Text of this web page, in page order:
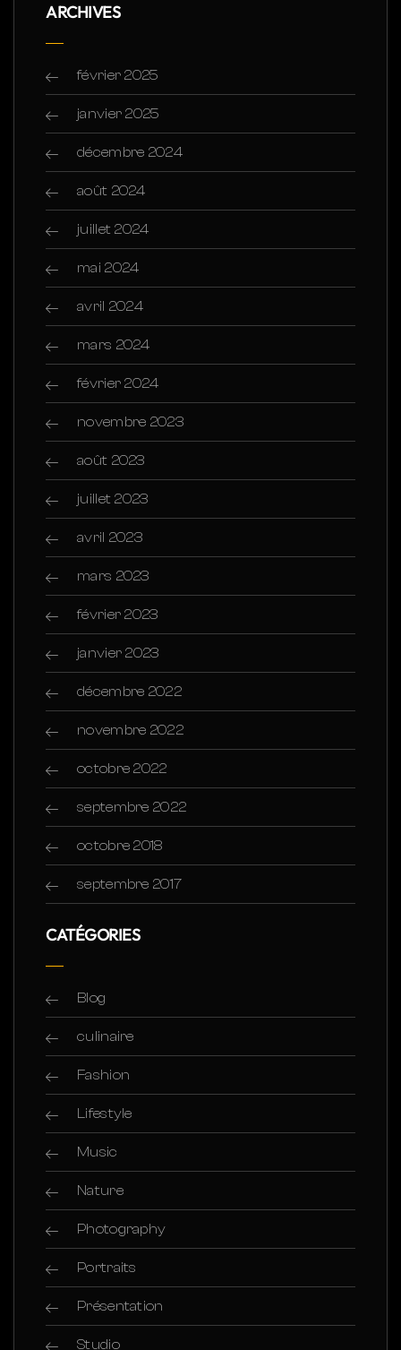
ARCHIVES
février 2025
janvier 2025
décembre 2024
août 2024
juillet 2024
mai 2024
avril 2024
mars 2024
février 2024
novembre 2023
août 2023
juillet 2023
avril 2023
mars 2023
février 2023
janvier 2023
décembre 2022
novembre 2022
octobre 2022
septembre 2022
octobre 2018
septembre 2017
CATÉGORIES
Blog
culinaire
Fashion
Lifestyle
Music
Nature
Photography
Portraits
Présentation
Studio